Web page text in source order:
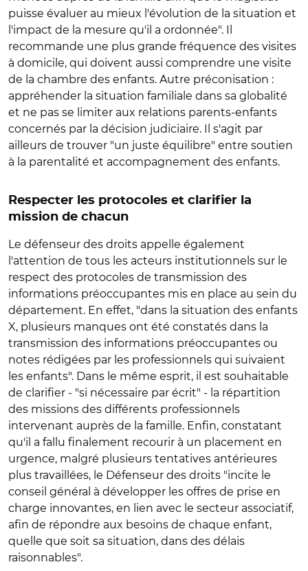
puisse évaluer au mieux l'évolution de la situation et
l'impact de la mesure qu'il a ordonnée". Il
recommande une plus grande fréquence des visites
à domicile, qui doivent aussi comprendre une visite
de la chambre des enfants. Autre préconisation :
appréhender la situation familiale dans sa globalité
et ne pas se limiter aux relations parents-enfants
concernés par la décision judiciaire. Il s'agit par
ailleurs de trouver "un juste équilibre" entre soutien
à la parentalité et accompagnement des enfants.
Respecter les protocoles et clarifier la
mission de chacun
Le défenseur des droits appelle également
l'attention de tous les acteurs institutionnels sur le
respect des protocoles de transmission des
informations préoccupantes mis en place au sein du
département. En effet, "dans la situation des enfants
X, plusieurs manques ont été constatés dans la
transmission des informations préoccupantes ou
notes rédigées par les professionnels qui suivaient
les enfants". Dans le même esprit, il est souhaitable
de clarifier - "si nécessaire par écrit" - la répartition
des missions des différents professionnels
intervenant auprès de la famille. Enfin, constatant
qu'il a fallu finalement recourir à un placement en
urgence, malgré plusieurs tentatives antérieures
plus travaillées, le Défenseur des droits "incite le
conseil général à développer les offres de prise en
charge innovantes, en lien avec le secteur associatif,
afin de répondre aux besoins de chaque enfant,
quelle que soit sa situation, dans des délais
raisonnables".